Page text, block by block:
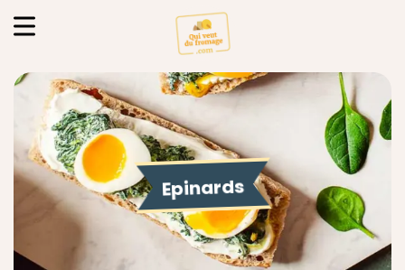
Epinards